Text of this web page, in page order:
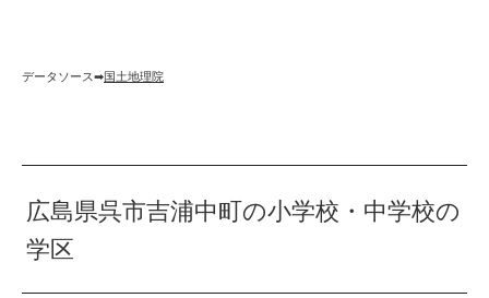
データソース➡︎国土地理院
広島県呉市吉浦中町の小学校・中学校の
学区